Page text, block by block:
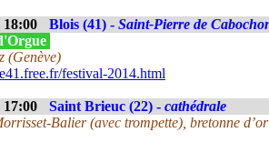
18:00 Blois (41) - Saint-Pierre de
(Genève)
festival-2014.html
17:00 Saint Brieuc (22) - cathédrale
Balier (avec trompette), bretonne